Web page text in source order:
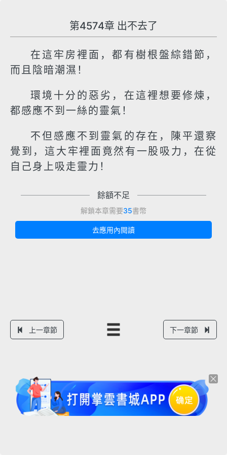
第4574章 出不去了
在這牢房裡面，都有樹根盤綜錯節，
而且陰暗潮濕！
環境十分的惡劣，在這裡想要修煉，
都感應不到一絲的靈氣！
不但感應不到靈氣的存在，陳平還察
覺到，這大牢裡面竟然有一股吸力，在從
自己身上吸走靈力！
餘額不足
解鎖本章需要35書幣
去應用內閱讀
上一章節 下一章節